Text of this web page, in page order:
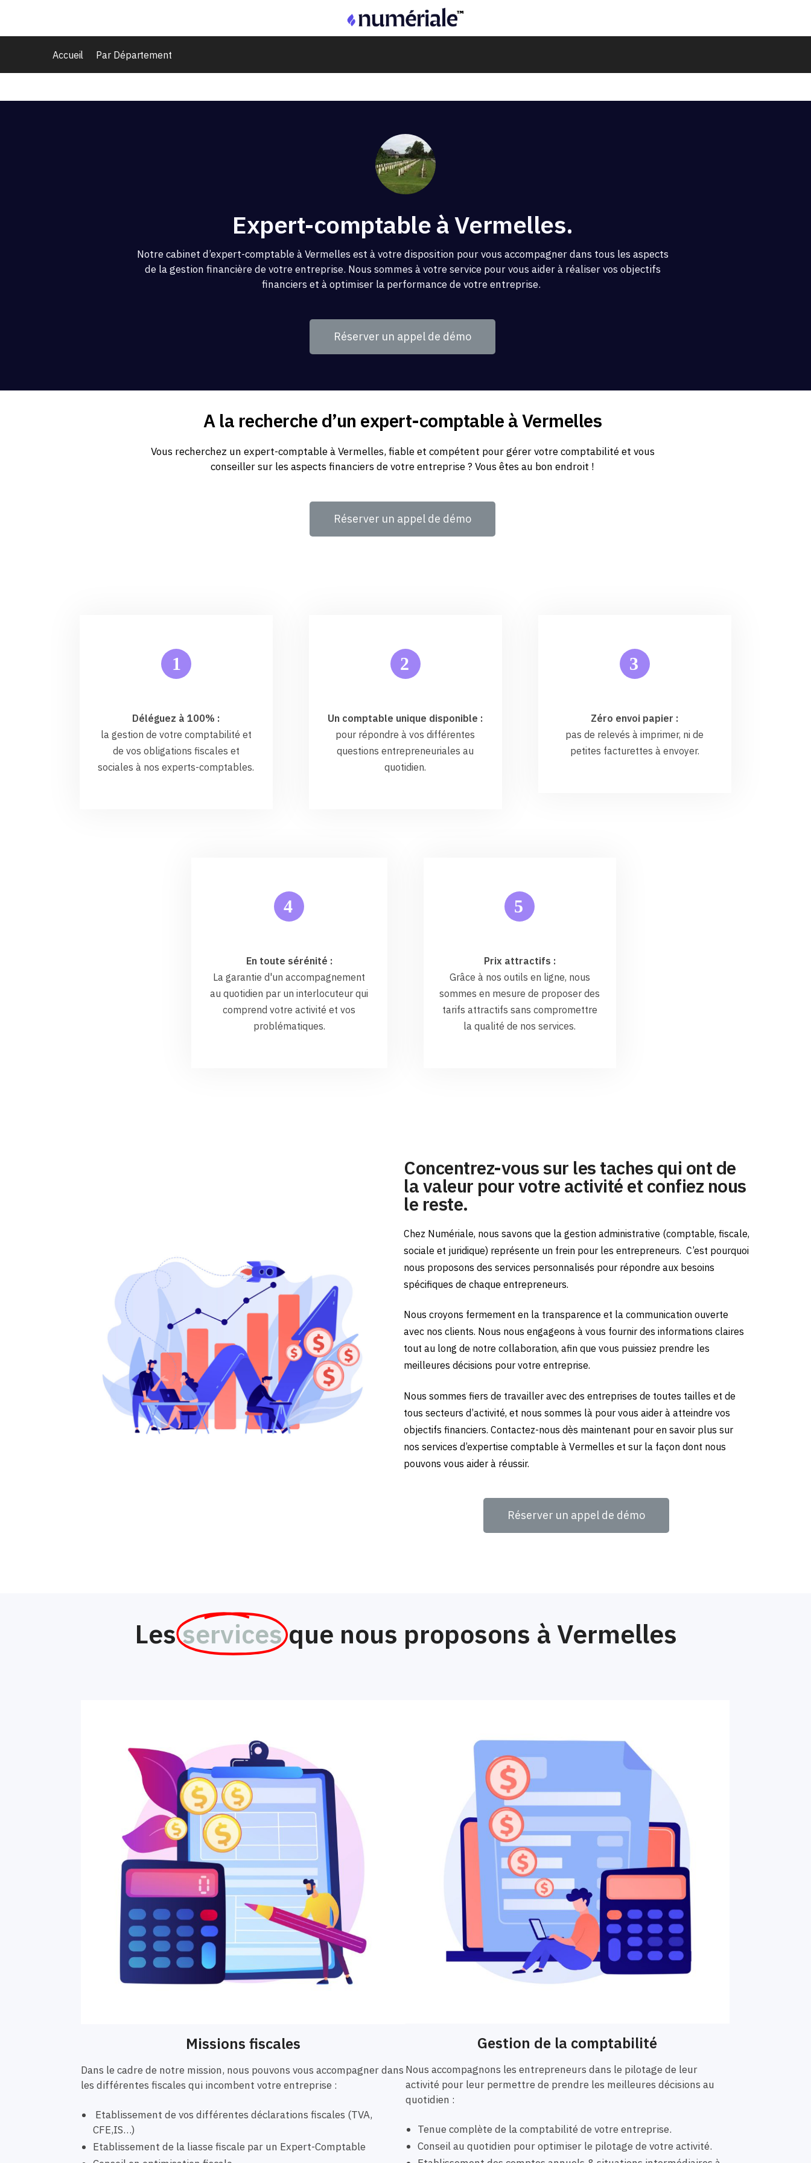
Accueil Par Département
Expert-comptable à Vermelles.
Notre cabinet d’expert-comptable à Vermelles est à votre disposition pour vous accompagner dans tous les aspects
de la gestion financière de votre entreprise. Nous sommes à votre service pour vous aider à réaliser vos objectifs
financiers et à optimiser la performance de votre entreprise.
Réserver un appel de démo
A la recherche d’un expert-comptable à Vermelles
Vous recherchez un expert-comptable à Vermelles, fiable et compétent pour gérer votre comptabilité et vous
conseiller sur les aspects financiers de votre entreprise ? Vous êtes au bon endroit !
Réserver un appel de démo
1
Déléguez à 100% :
la gestion de votre comptabilité et
de vos obligations fiscales et
sociales à nos experts-comptables.
2
Un comptable unique disponible :
pour répondre à vos différentes
questions entrepreneuriales au
quotidien.
3
Zéro envoi papier :
pas de relevés à imprimer, ni de
petites facturettes à envoyer.
4
En toute sérénité :
La garantie d'un accompagnement
au quotidien par un interlocuteur qui
comprend votre activité et vos
problématiques.
5
Prix attractifs :
Grâce à nos outils en ligne, nous
sommes en mesure de proposer des
tarifs attractifs sans compromettre
la qualité de nos services.
Concentrez-vous sur les taches qui ont de
la valeur pour votre activité et confiez nous
le reste.
Chez Numériale, nous savons que la gestion administrative (comptable, fiscale,
sociale et juridique) représente un frein pour les entrepreneurs. C’est pourquoi
nous proposons des services personnalisés pour répondre aux besoins
spécifiques de chaque entrepreneurs.
Nous croyons fermement en la transparence et la communication ouverte
avec nos clients. Nous nous engageons à vous fournir des informations claires
tout au long de notre collaboration, afin que vous puissiez prendre les
meilleures décisions pour votre entreprise.
Nous sommes fiers de travailler avec des entreprises de toutes tailles et de
tous secteurs d’activité, et nous sommes là pour vous aider à atteindre vos
objectifs financiers. Contactez-nous dès maintenant pour en savoir plus sur
nos services d’expertise comptable à Vermelles et sur la façon dont nous
pouvons vous aider à réussir.
Réserver un appel de démo
Lesservices que nous proposons à Vermelles
Missions fiscales
Dans le cadre de notre mission, nous pouvons vous accompagner dans
les différentes fiscales qui incombent votre entreprise :
Etablissement de vos différentes déclarations fiscales (TVA,
CFE,IS…)
Etablissement de la liasse fiscale par un Expert-Comptable
Gestion de la comptabilité
Nous accompagnons les entrepreneurs dans le pilotage de leur
activité pour leur permettre de prendre les meilleures décisions au
quotidien :
Tenue complète de la comptabilité de votre entreprise.
Conseil au quotidien pour optimiser le pilotage de votre activité.